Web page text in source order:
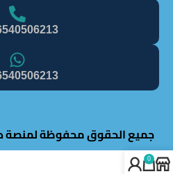
جميع الحقوق محفوظة لمنصة
0